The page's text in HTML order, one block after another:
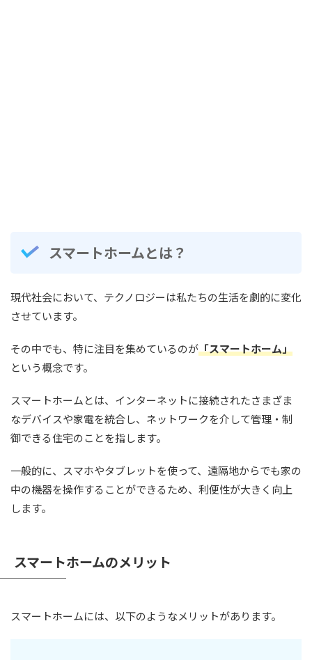
スマートホームとは？
現代社会において、テクノロジーは私たちの生活を劇的に変化
させています。
その中でも、特に注目を集めているのが「スマートホーム」
という概念です。
スマートホームとは、インターネットに接続されたさまざま
なデバイスや家電を統合し、ネットワークを介して管理・制
御できる住宅のことを指します。
一般的に、スマホやタブレットを使って、遠隔地からでも家の
中の機器を操作することができるため、利便性が大きく向上
します。
スマートホームのメリット
スマートホームには、以下のようなメリットがあります。